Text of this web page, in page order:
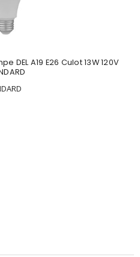
DEL A19 E26 Culot 13W 120V